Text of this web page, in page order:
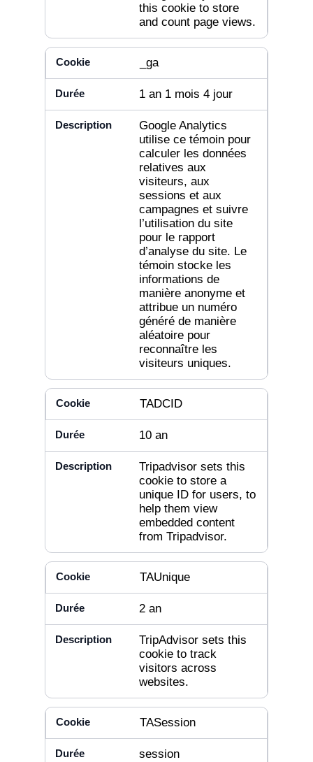
this cookie to store
and count page views.
_ga
1 an 1 mois 4 jour
Google Analytics
utilise ce témoin pour
calculer les données
relatives aux
visiteurs, aux
sessions et aux
campagnes et suivre
l’utilisation du site
pour le rapport
d’analyse du site. Le
témoin stocke les
informations de
manière anonyme et
attribue un numéro
généré de manière
aléatoire pour
reconnaître les
visiteurs uniques.
TADCID
10 an
Tripadvisor sets this
cookie to store a
unique ID for users, to
help them view
embedded content
from Tripadvisor.
TAUnique
2 an
TripAdvisor sets this
cookie to track
visitors across
websites.
TASession
session